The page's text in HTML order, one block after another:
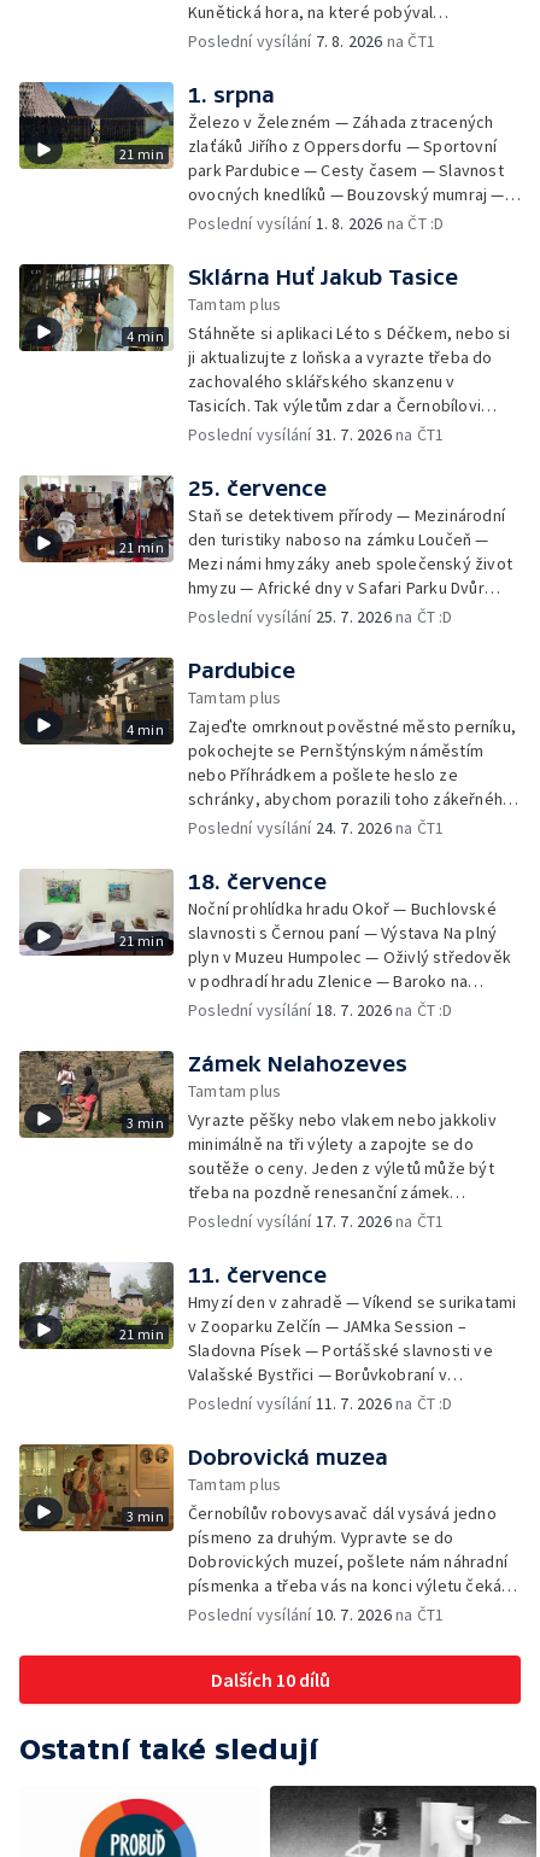
Kunětická hora, na které pobýval
hrůzostrašný Rumburak.
Poslední vysílání 7. 8. 2026 na ČT1
21 min
1. srpna
Železo v Železném — Záhada ztracených
zlaťáků Jiřího z Oppersdorfu — Sportovní
park Pardubice — Cesty časem — Slavnost
ovocných knedlíků — Bouzovský mumraj —
Pan Tau v Říčanech — Liberta 100 — Dravci na
ulicích — Archeoskanzen Trocnov
Poslední vysílání1. 8. 2026 na ČT :D
4 min
Sklárna Huť Jakub Tasice
Tamtam plus
Stáhněte si aplikaci Léto s Déčkem, nebo si
ji aktualizujte z loňska a vyrazte třeba do
zachovalého sklářského skanzenu v
Tasicích. Tak výletům zdar a Černobílovi
zmar!
Poslední vysílání31. 7. 2026na ČT1
21 min
25. července
Staň se detektivem přírody — Mezinárodní
den turistiky naboso na zámku Loučeň —
Mezi námi hmyzáky aneb společenský život
hmyzu — Africké dny v Safari Parku Dvůr
Králové — Den koní na Edenu — Lesní stezka
Eduard Held muzeum — Pohádkový Chlum u
Třeboně — Za skřítky do Slatiňan — Národní
zemědělské muzeum Ohrada — Anenská
sklářská slavnost
Poslední vysílání 25. 7. 2026na ČT :D
4 min
Pardubice
Tamtam plus
Zajeďte omrknout pověstné město perníku,
pokochejte se Pernštýnským náměstím
nebo Příhrádkem a pošlete heslo ze
schránky, abychom porazili toho zákeřného
Černobíla.
Poslední vysílání 24. 7. 2026na ČT1
21 min
18. července
Noční prohlídka hradu Okoř — Buchlovské
slavnosti s Černou paní — Výstava Na plný
plyn v Muzeu Humpolec — Oživlý středověk
v podhradí hradu Zlenice — Baroko na
Bylinkovém panství Rochlov — Výstava
nad Desnou — Pohádkové safari v Zooparku
Chomutov — Lesní slavnost Lapků z Drakova
— Centrum textilního tisku — Pekařská
sobota ve Valašském muzeu v přírodě
Poslední vysílání18. 7. 2026na ČT :D
3 min
Zámek Nelahozeves
Tamtam plus
Vyrazte pěšky nebo vlakem nebo jakkoliv
minimálně na tři výlety a zapojte se do
soutěže o ceny. Jeden z výletů může být
třeba na pozdně renesanční zámek
Nelahozeves.
Poslední vysílání17. 7. 2026na ČT1
21 min
11. července
Hmyzí den v zahradě — Víkend se surikatami
v Zooparku Zelčín — JAMka Session –
Sladovna Písek — Portášské slavnosti ve
Valašské Bystřici — Borůvkobraní v
Borovanech — Zmrzlinový den na zámku
Kouzelné bytosti z valašských pohádek —
Park Boheminium — Festival planet v Brně
Poslední vysílání11. 7. 2026na ČT :D
3 min
Dobrovická muzea
Tamtam plus
Černobílův robovysavač dál vysává jedno
písmeno za druhým. Vypravte se do
Dobrovických muzeí, pošlete nám náhradní
písmenka a třeba vás na konci výletu čeká
sladká tečka.
Poslední vysílání10. 7. 2026na ČT1
Dalších 10 dílů
Ostatní také sledují